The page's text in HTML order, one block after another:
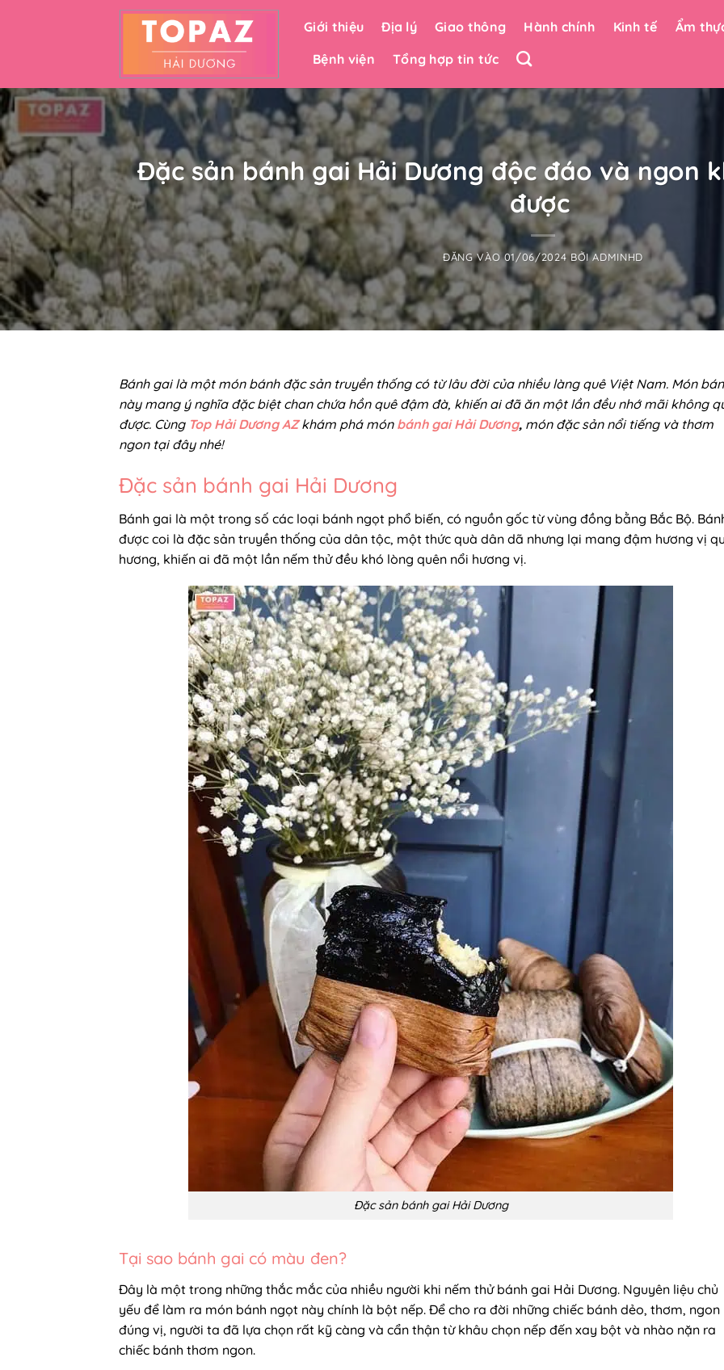
Giới thiệu Địa lý Giao thông Hành chính Kinh tế Ẩm
Bệnh viện
Tổng hợp tin tức
Đặc sản bánh gai Hải Dương độc đáo và ngon
được
ĐĂNG VÀO01/06/2024 BỞIADMINHD
Bánh gai là một món bánh đặc sản truyền thống có từ lâu đời của nhiều làng quê Việt Nam. Món
này mang ý nghĩa đặc biệt chan chứa hồn quê đậm đà, khiến ai đã ăn một lần đều nhớ mãi không
được. Cùng Top Hải Dương AZkhám phá món bánh gai Hải Dương, món đặc sản nổi tiếng và thơm
ngon tại đây nhé!
Đặc sản bánh gai Hải Dương
Bánh gai là một trong số các loại bánh ngọt phổ biến, có nguồn gốc từ vùng đồng bằng Bắc Bộ.
được coi là đặc sản truyền thống của dân tộc, một thức quà dân dã nhưng lại mang đậm hương vị
hương, khiến ai đã một lần nếm thử đều khó lòng quên nổi hương vị.
Đặc sản bánh gai Hải Dương
Tại sao bánh gai có màu đen?
Đây là một trong những thắc mắc của nhiều người khi nếm thử bánh gai Hải Dương. Nguyên liệu chủ
yếu để làm ra món bánh ngọt này chính là bột nếp. Để cho ra đời những chiếc bánh dẻo, thơm, ngon
đúng vị, người ta đã lựa chọn rất kỹ càng và cẩn thận từ khâu chọn nếp đến xay bột và nhào nặn ra
chiếc bánh thơm ngon.